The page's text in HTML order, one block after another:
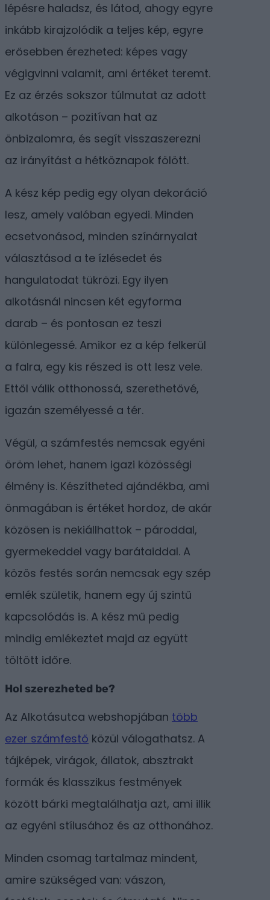
lépésre haladsz, és látod, ahogy egyre
inkább kirajzolódik a teljes kép, egyre
erősebben érezheted: képes vagy
végigvinni valamit, ami értéket teremt.
Ez az érzés sokszor túlmutat az adott
alkotáson – pozitívan hat az
önbizalomra, és segít visszaszerezni
az irányítást a hétköznapok fölött.
A kész kép pedig egy olyan dekoráció
lesz, amely valóban egyedi. Minden
ecsetvonásod, minden színárnyalat
választásod a te ízlésedet és
hangulatodat tükrözi. Egy ilyen
alkotásnál nincsen két egyforma
darab – és pontosan ez teszi
különlegessé. Amikor ez a kép felkerül
a falra, egy kis részed is ott lesz vele.
Ettől válik otthonossá, szerethetővé,
igazán személyessé a tér.
Végül, a számfestés nemcsak egyéni
öröm lehet, hanem igazi közösségi
élmény is. Készítheted ajándékba, ami
önmagában is értéket hordoz, de akár
közösen is nekiállhattok – pároddal,
gyermekeddel vagy barátaiddal. A
közös festés során nemcsak egy szép
emlék születik, hanem egy új szintű
kapcsolódás is. A kész mű pedig
mindig emlékeztet majd az együtt
töltött időre.
Hol szerezheted be?
Az Alkotásutca webshopjában több
ezer számfestő közül válogathatsz. A
tájképek, virágok, állatok, absztrakt
formák és klasszikus festmények
között bárki megtalálhatja azt, ami illik
az egyéni stílusához és az otthonához.
Minden csomag tartalmaz mindent,
amire szükséged van: vászon,